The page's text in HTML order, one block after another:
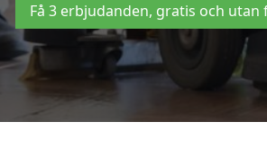
Få 3 erbjudanden, gratis och